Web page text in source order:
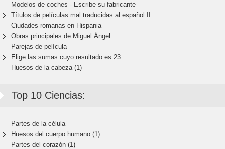
Modelos de coches - Escribe su fabricante
Títulos de películas mal traducidas al español II
Ciudades romanas en Hispania
Obras principales de Miguel Ángel
Parejas de película
Elige las sumas cuyo resultado es 23
Huesos de la cabeza (1)
Top 10 Ciencias:
Partes de la célula
Huesos del cuerpo humano (1)
Partes del corazón (1)